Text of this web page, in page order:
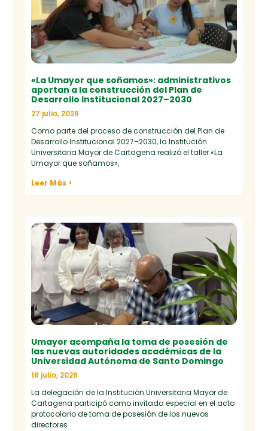
«La Umayor que soñamos»: administrativos
aportan a la construcción del Plan de
Desarrollo Institucional 2027–2030
27 julio, 2026
Como parte del proceso de construcción del Plan de
Desarrollo Institucional 2027–2030, la Institución
Universitaria Mayor de Cartagena realizó el taller «La
Umayor que soñamos»,
Leer Más >
Umayor acompaña la toma de posesión de
las nuevas autoridades académicas de la
Universidad Autónoma de Santo Domingo
18 julio, 2026
La delegación de la Institución Universitaria Mayor de
Cartagena participó como invitada especial en el acto
protocolario de toma de posesión de los nuevos
directores